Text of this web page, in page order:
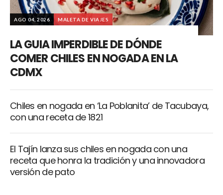
AGO 04, 2026 MALETA DE VIAJES
LA GUIA IMPERDIBLE DE DÓNDE
COMER CHILES EN NOGADA EN LA
CDMX
Chiles en nogada en ‘La Poblanita’ de Tacubaya,
con una receta de 1821
El Tajín lanza sus chiles en nogada con una
receta que honra la tradición y una innovadora
versión de pato